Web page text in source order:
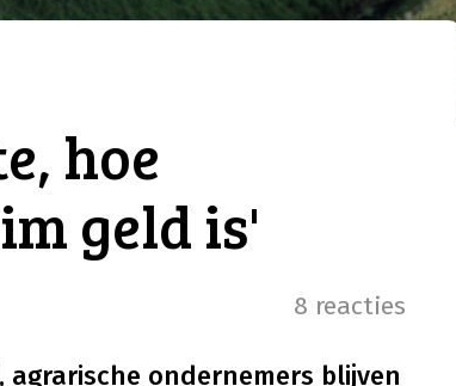
hoe
geld is'
8 reacties
ondernemers blijven